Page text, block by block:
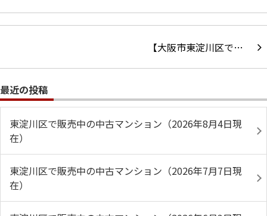
【大阪市東淀川区で…
最近の投稿
東淀川区で販売中の中古マンション（2026年8月4日現
在）
東淀川区で販売中の中古マンション（2026年7月7日現
在）